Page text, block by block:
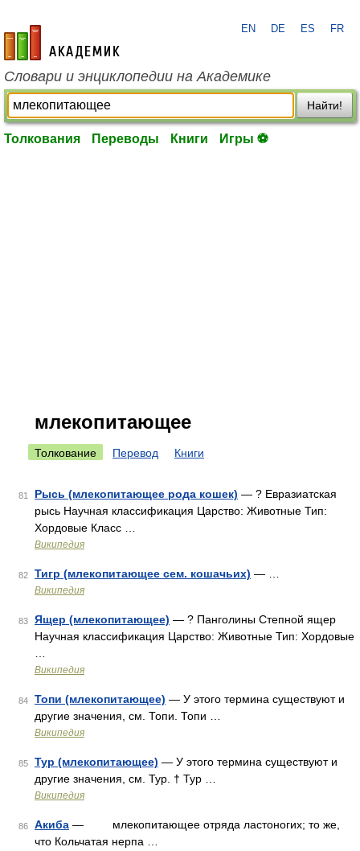
academic.ru
EN DE ES FR
Словари и энциклопедии на Академике
Найти!
Толкования Переводы Книги Игры ⚽
млекопитающее
Толкование Перевод Книги
81 Рысь (млекопитающее рода кошек) — ? Евразиатская
рысь Научная классификация Царство: Животные Тип:
Хордовые Класс …
Википедия
82 Тигр (млекопитающее сем. кошачьих) — …
Википедия
83 Ящер (млекопитающее) — ? Панголины Степной ящер
Научная классификация Царство: Животные Тип: Хордовые
Википедия
84 Топи (млекопитающее) — У этого термина существуют и
другие значения, см. Топи. Топи …
Википедия
85 Тур (млекопитающее) — У этого термина существуют и
другие значения, см. Тур. † Тур …
Википедия
86 Акиба — млекопитающее отряда ластоногих; то же,
что Кольчатая нерпа …